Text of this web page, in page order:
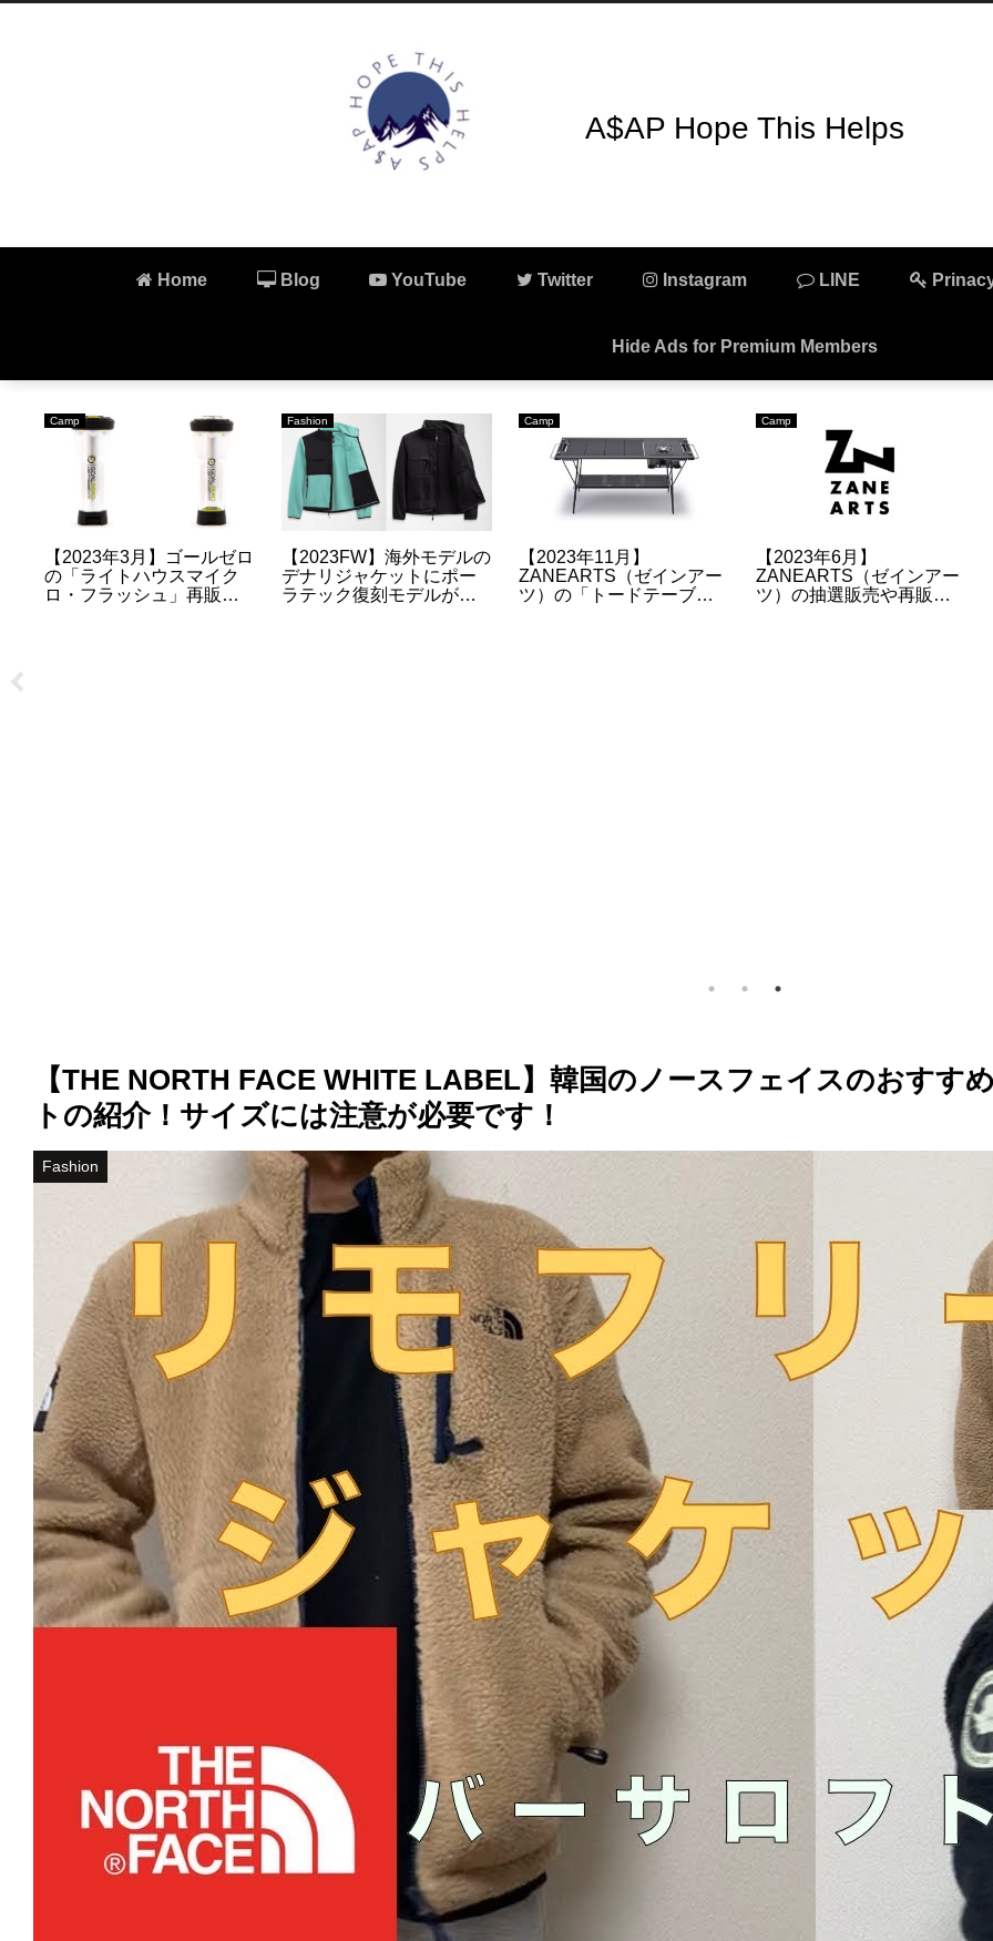
A$AP Hope This Helps
Home Blog YouTube Twitter Instagram LINE
Hide Ads for Premium Members
Camp
【2023年1月】
ZANEARTS（ゼインアー
ツ）のLEDランタン「ジ
Fashion
【2023FW】マウンテンダ
ウンジャケット
(ND92237)の予約・抽
ARC'TERYX
【ARC’TERYX】アーク
テリクス正規取扱店・販
売店のオンラインストア
Camp
【2023年12月】
ZANEARTS（ゼインアー
ツ）の「レードチェア」
【THE NORTH FACE WHITE LABEL】韓国のノースフェイスのおすす
トの紹介！サイズには注意が必要です！
Fashion